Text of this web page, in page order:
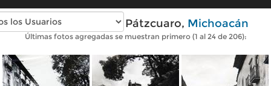
Fotos antiguas de Pátzcuaro, Michoacán
Últimas fotos agregadas se muestran primero (1 al 24 de 206):